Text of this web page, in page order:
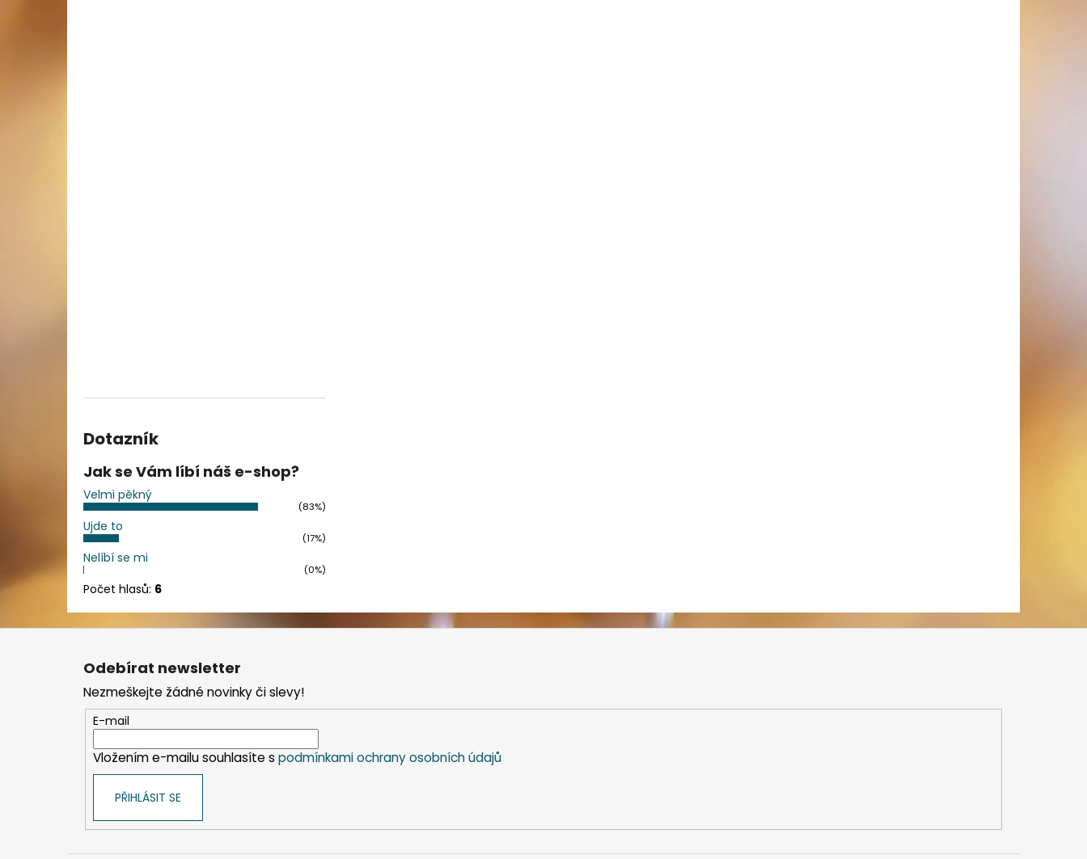
Dotazník
Jak se Vám líbí náš e-shop?
Velmi pěkný
(83%)
Ujde to
(17%)
Nelíbí se mi
(0%)
Počet hlasů: 6
Z
Odebírat newsletter
Nezmeškejte žádné novinky či slevy!
E-mail
Vložením e-mailu souhlasíte s podmínkami ochrany osobních údajů
PŘIHLÁSIT SE